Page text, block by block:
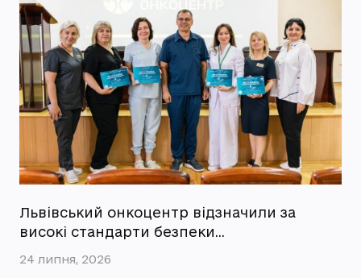
Львівський онкоцентр відзначили за
високі стандарти безпеки…
24 липня, 2026